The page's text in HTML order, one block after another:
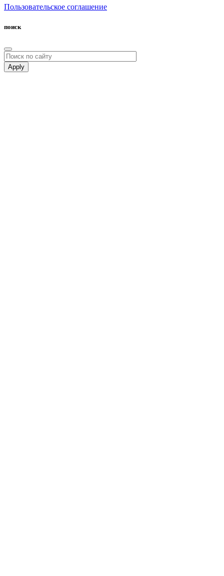
Пользовательское соглашение
поиск